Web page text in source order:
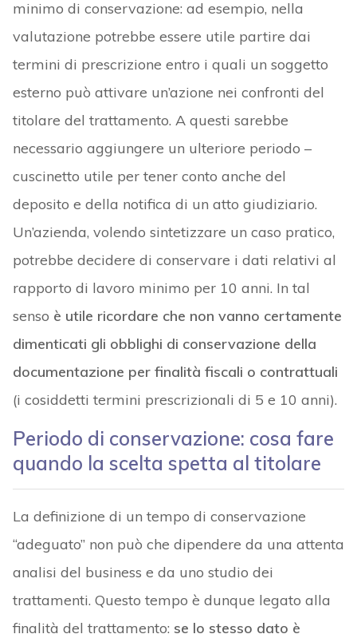
minimo di conservazione: ad esempio, nella
valutazione potrebbe essere utile partire dai
termini di prescrizione entro i quali un soggetto
esterno può attivare un’azione nei confronti del
titolare del trattamento. A questi sarebbe
necessario aggiungere un ulteriore periodo –
cuscinetto utile per tener conto anche del
deposito e della notifica di un atto giudiziario.
Un’azienda, volendo sintetizzare un caso pratico,
potrebbe decidere di conservare i dati relativi al
rapporto di lavoro minimo per 10 anni. In tal
senso è utile ricordare che non vanno certamente
dimenticati gli obblighi di conservazione della
documentazione per finalità fiscali o contrattuali
(i cosiddetti termini prescrizionali di 5 e 10 anni).
Periodo di conservazione: cosa fare
quando la scelta spetta al titolare
La definizione di un tempo di conservazione
“adeguato” non può che dipendere da una attenta
analisi del business e da uno studio dei
trattamenti. Questo tempo è dunque legato alla
finalità del trattamento: se lo stesso dato è